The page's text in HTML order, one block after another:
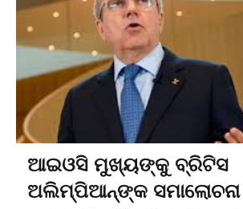
ଆଇଓସି ମୁଖ୍ୟଙ୍କୁ ବ୍ରିଟିସ
ଅଲିମ୍ପିଆନ୍‌ଙ୍କ ସମାଲୋଚନା